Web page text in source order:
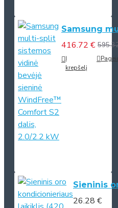
Samsung
416.72 €
Į
krepšelį
Sieninis
26.28 €